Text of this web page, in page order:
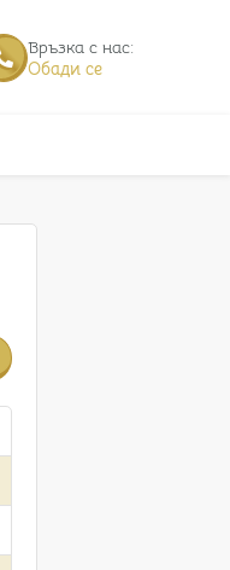
Връзка с нас:
Обади се